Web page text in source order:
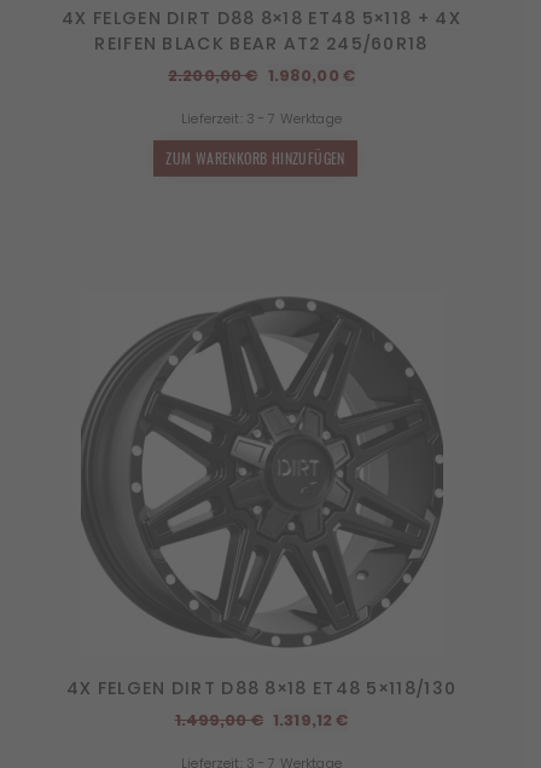
4X FELGEN DIRT D88 8×18 ET48 5×118 + 4X
REIFEN BLACK BEAR AT2 245/60R18
2.200,00€ Ursprünglicher
war:
2.200,00 €
1.980,00 €Aktueller
Lieferzeit: 3 - 7 Werktage
ZUM WARENKORB HINZUFÜGEN
4X FELGEN DIRT D88 8×18 ET48 5×118/130
1.499,00€ Ursprünglicher
1.319,12€Aktueller
Lieferzeit: 3 - 7 Werktage